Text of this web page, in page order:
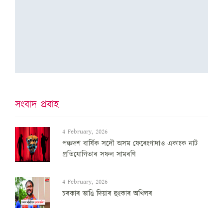
সংবাদ প্ৰবাহ
4 February, 2026
পঞ্চদশ বার্ষিক সদৌ অসম ফেৰেংগাদাও একাংক নাট
প্রতিযোগিতাৰ সফল সামৰণি
4 February, 2026
চৰকাৰ ভাঙি দিয়াৰ হুংকাৰ অখিলৰ